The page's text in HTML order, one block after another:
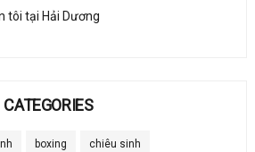
tôi tại Hải Dương
CATEGORIES
boxing chiêu sinh